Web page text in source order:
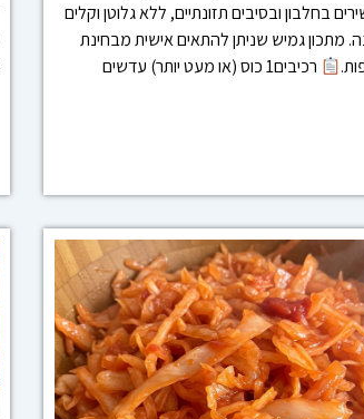
בחלבון ובסיבים תזונתיים, ללא גלוטן וקלים
מתכון גמיש שניתן להתאים אישית מבחינת
רכיבים1 כוס (או מעט יותר) עדשים